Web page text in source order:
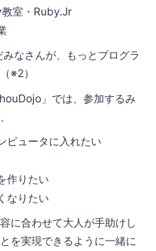
室・Ruby.Jr
なさんが、もっとプログラ
※2）
」では、参加するみ
ピュータに入れたい
作りたい
なりたい
に合わせて大人が手助けし
を実現できるように一緒に